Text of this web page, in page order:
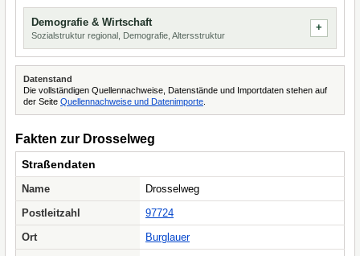
Demografie & Wirtschaft
Sozialstruktur regional, Demografie, Altersstruktur
Datenstand
Die vollständigen Quellennachweise, Datenstände und Importdaten stehen auf
der Seite Quellennachweise und Datenimporte
Fakten zur Drosselweg
Straßendaten
Name
Drosselweg
Postleitzahl
97724
Ort
Burglauer